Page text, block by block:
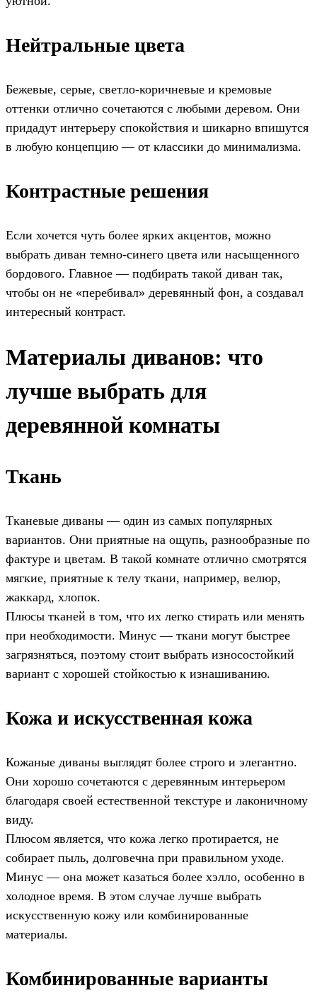
Нейтральные цвета
Бежевые, серые, светло-коричневые и кремовые
оттенки отлично сочетаются с любыми деревом. Они
придадут интерьеру спокойствия и шикарно впишутся
в любую концепцию — от классики до минимализма.
Контрастные решения
Если хочется чуть более ярких акцентов, можно
выбрать диван темно-синего цвета или насыщенного
бордового. Главное — подбирать такой диван так,
чтобы он не «перебивал» деревянный фон, а создавал
интересный контраст.
Материалы диванов: что
лучше выбрать для
деревянной комнаты
Ткань
Тканевые диваны — один из самых популярных
вариантов. Они приятные на ощупь, разнообразные по
фактуре и цветам. В такой комнате отлично смотрятся
мягкие, приятные к телу ткани, например, велюр,
жаккард, хлопок.
Плюсы тканей в том, что их легко стирать или менять
при необходимости. Минус — ткани могут быстрее
загрязняться, поэтому стоит выбрать износостойкий
вариант с хорошей стойкостью к изнашиванию.
Кожа и искусственная кожа
Кожаные диваны выглядят более строго и элегантно.
Они хорошо сочетаются с деревянным интерьером
благодаря своей естественной текстуре и лаконичному
виду.
Плюсом является, что кожа легко протирается, не
собирает пыль, долговечна при правильном уходе.
Минус — она может казаться более хэлло, особенно в
холодное время. В этом случае лучше выбрать
искусственную кожу или комбинированные
материалы.
Комбинированные варианты